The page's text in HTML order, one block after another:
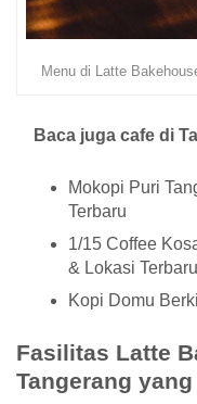
Menu di Latte
Baca juga cafe di
Mokopi Puri
Terbaru
1/15 Coffee
& Lokasi Terbaru
Kopi Domu
Fasilitas Latte
Tangerang